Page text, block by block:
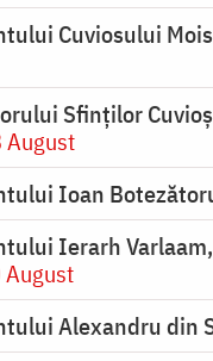
Cuviosului
Sfinților
August
Ioan
Ierarh
August
Alexandru din